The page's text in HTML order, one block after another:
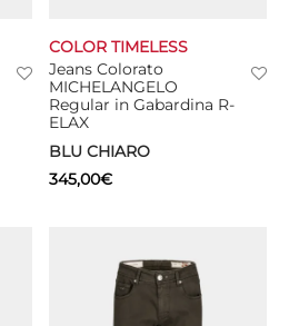
Jeans Colorato
MICHELANGELO
Regular in Gabardina R-
ELAX
BLU CHIARO
COLOR TIMELESS
345,00€